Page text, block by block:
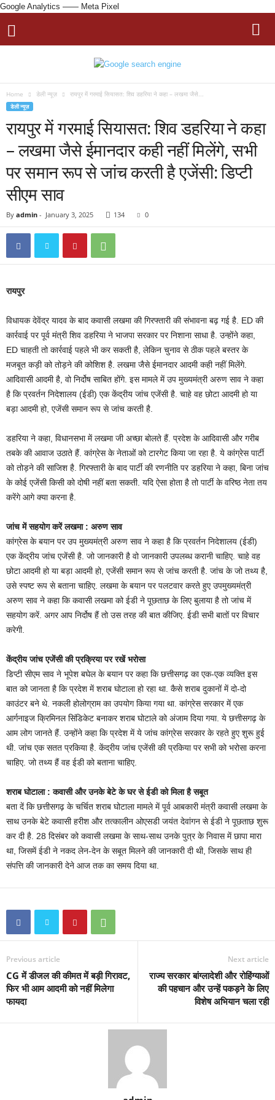
Google Analytics —— Meta Pixel
Home डेली न्यूज़ रायपुर में गरमाई सियासत: शिव डहरिया ने कहा – लखमा जैसे...
डेली न्यूज़
रायपुर में गरमाई सियासत: शिव डहरिया ने कहा
– लखमा जैसे ईमानदार कही नहीं मिलेंगे, सभी
पर समान रूप से जांच करती है एजेंसी: डिप्टी
सीएम साव
By admin - January 3, 2025 134 0
रायपुर
विधायक देवेंद्र यादव के बाद कवासी लखमा की गिरफ्तारी की संभावना बढ़ गई है. ED की
कार्रवाई पर पूर्व मंत्री शिव डहरिया ने भाजपा सरकार पर निशाना साधा है. उन्होंने कहा,
ED चाहती तो कार्रवाई पहले भी कर सकती है, लेकिन चुनाव से ठीक पहले बस्तर के
मजबूत कड़ी को तोड़ने की कोशिश है. लखमा जैसे ईमानदार आदमी कही नहीं मिलेंगे.
आदिवासी आदमी है, वो निर्दोष साबित होंगे. इस मामले में उप मुख्यमंत्री अरुण साव ने कहा
है कि प्रवर्तन निदेशालय (ईडी) एक केंद्रीय जांच एजेंसी है. चाहे वह छोटा आदमी हो या
बड़ा आदमी हो, एजेंसी समान रूप से जांच करती है.
डहरिया ने कहा, विधानसभा में लखमा जी अच्छा बोलते हैं. प्रदेश के आदिवासी और गरीब
तबके की आवाज उठाते हैं. कांग्रेस के नेताओं को टारगेट किया जा रहा है. ये कांग्रेस पार्टी
को तोड़ने की साजिश है. गिरफ्तारी के बाद पार्टी की रणनीति पर डहरिया ने कहा, बिना जांच
के कोई एजेंसी किसी को दोषी नहीं बता सकती. यदि ऐसा होता है तो पार्टी के वरिष्ठ नेता तय
करेंगे आगे क्या करना है.
जांच में सहयोग करें लखमा : अरुण साव
कांग्रेस के बयान पर उप मुख्यमंत्री अरुण साव ने कहा है कि प्रवर्तन निदेशालय (ईडी)
एक केंद्रीय जांच एजेंसी है. जो जानकारी है वो जानकारी उपलब्ध करानी चाहिए. चाहे वह
छोटा आदमी हो या बड़ा आदमी हो, एजेंसी समान रूप से जांच करती है. जांच के जो तथ्य है,
उसे स्पष्ट रूप से बताना चाहिए. लखमा के बयान पर पलटवार करते हुए उपमुख्यमंत्री
अरुण साव ने कहा कि कवासी लखमा को ईडी ने पूछताछ के लिए बुलाया है तो जांच में
सहयोग करें. अगर आप निर्दोष हैं तो उस तरह की बात कीजिए. ईडी सभी बातों पर विचार
करेगी.
केंद्रीय जांच एजेंसी की प्रक्रिया पर रखें भरोसा
डिप्टी सीएम साव ने भूपेश बघेल के बयान पर कहा कि छत्तीसगढ़ का एक-एक व्यक्ति इस
बात को जानता है कि प्रदेश में शराब घोटाला हो रहा था. कैसे शराब दुकानों में दो-दो
काउंटर बने थे. नकली होलोग्राम का उपयोग किया गया था. कांग्रेस सरकार में एक
आर्गनाइज क्रिमिनल सिंडिकेट बनाकर शराब घोटाले को अंजाम दिया गया. ये छत्तीसगढ़ के
आम लोग जानते हैं. उन्होंने कहा कि प्रदेश में ये जांच कांग्रेस सरकार के रहते हुए शुरू हुई
थी. जांच एक सतत प्रकिया है. केंद्रीय जांच एजेंसी की प्रकिया पर सभी को भरोसा करना
चाहिए. जो तथ्य हैं वह ईडी को बताना चाहिए.
शराब घोटाला : कवासी और उनके बेटे के घर से ईडी को मिला है सबूत
बता दें कि छत्तीसगढ़ के चर्चित शराब घोटाला मामले में पूर्व आबकारी मंत्री कवासी लखमा के
साथ उनके बेटे कवासी हरीश और तत्कालीन ओएसडी जयंत देवांगन से ईडी ने पूछताछ शुरू
कर दी है. 28 दिसंबर को कवासी लखमा के साथ-साथ उनके पुत्र के निवास में छापा मारा
था, जिसमें ईडी ने नकद लेन-देन के सबूत मिलने की जानकारी दी थी, जिसके साथ ही
संपत्ति की जानकारी देने आज तक का समय दिया था.
Previous article
CG में डीजल की कीमत में बड़ी गिरावट,
फिर भी आम आदमी को नहीं मिलेगा
फायदा
Next article
राज्य सरकार बांग्लादेशी और रोहिंग्याओं
की पहचान और उन्हें पकड़ने के लिए
विशेष अभियान चला रही